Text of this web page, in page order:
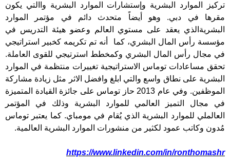
تركيز الموارد البشرية وإستشارات الموارد البشرية واالتي يكون
مقرها في دبي. وهو أيضاً متحدث دائم في مؤتمر الموارد
البشريةالذي يعقد على مستوي العالم وعضو هيئة التدريس في
مؤسسة رأس المال البشري، كما أنه تم تكريمه كخبير استراتيجي
في مجال رأس المال البشري وكمخطط استرتيجي للقوى العاملة.
تحقق مساعادات توماس الاستراتيجية تغييرات منتظمة في الموارد
البشرية على نطاق واسع والتي ابلغ وافضل الاثر مثل زيادة مشاركة
الموظفين. وفي عام 2013 حاز توماس على جائزة القيادة المتميزة
في مجال التميز العالمي للموارد البشرية وذلك في المؤتمر
العالملي للموارد البشرية الذي يُقام في مومباي. كما يعتبر توماس
مُدون وكاتب عمود لكثير من منشورات الموارد البشرية العالمية.
https://www.linkedin.com/in/ronthomashr